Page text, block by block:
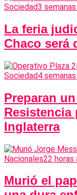
Sociedad3
La feria
Chaco será
Sociedad4
Preparan
Resistencia
Inglaterra
Nacionales22 horas
Murió el